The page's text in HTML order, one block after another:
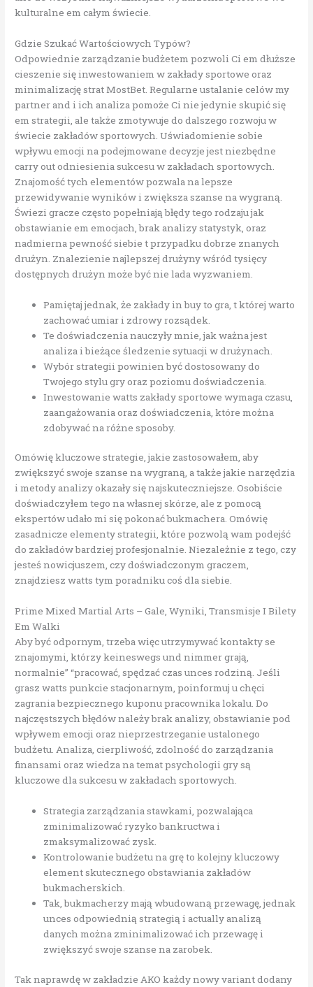
kulturalne em całym świecie.
Gdzie Szukać Wartościowych Typów?
Odpowiednie zarządzanie budżetem pozwoli Ci em dłuższe
cieszenie się inwestowaniem w zakłady sportowe oraz
minimalizację strat MostBet. Regularne ustalanie celów my
partner and i ich analiza pomoże Ci nie jedynie skupić się
em strategii, ale także zmotywuje do dalszego rozwoju w
świecie zakładów sportowych. Uświadomienie sobie
wpływu emocji na podejmowane decyzje jest niezbędne
carry out odniesienia sukcesu w zakładach sportowych.
Znajomość tych elementów pozwala na lepsze
przewidywanie wyników i zwiększa szanse na wygraną.
Świezi gracze często popełniają błędy tego rodzaju jak
obstawianie em emocjach, brak analizy statystyk, oraz
nadmierna pewność siebie t przypadku dobrze znanych
drużyn. Znalezienie najlepszej drużyny wśród tysięcy
dostępnych drużyn może być nie lada wyzwaniem.
Pamiętaj jednak, że zakłady in buy to gra, t której warto
zachować umiar i zdrowy rozsądek.
Te doświadczenia nauczyły mnie, jak ważna jest
analiza i bieżące śledzenie sytuacji w drużynach.
Wybór strategii powinien być dostosowany do
Twojego stylu gry oraz poziomu doświadczenia.
Inwestowanie watts zakłady sportowe wymaga czasu,
zaangażowania oraz doświadczenia, które można
zdobywać na różne sposoby.
Omówię kluczowe strategie, jakie zastosowałem, aby
zwiększyć swoje szanse na wygraną, a także jakie narzędzia
i metody analizy okazały się najskuteczniejsze. Osobiście
doświadczyłem tego na własnej skórze, ale z pomocą
ekspertów udało mi się pokonać bukmachera. Omówię
zasadnicze elementy strategii, które pozwolą wam podejść
do zakładów bardziej profesjonalnie. Niezależnie z tego, czy
jesteś nowicjuszem, czy doświadczonym graczem,
znajdziesz watts tym poradniku coś dla siebie.
Prime Mixed Martial Arts – Gale, Wyniki, Transmisje I Bilety
Em Walki
Aby być odpornym, trzeba więc utrzymywać kontakty se
znajomymi, którzy keineswegs und nimmer grają,
normalnie” “pracować, spędzać czas unces rodziną. Jeśli
grasz watts punkcie stacjonarnym, poinformuj u chęci
zagrania bezpiecznego kuponu pracownika lokalu. Do
najczęstszych błędów należy brak analizy, obstawianie pod
wpływem emocji oraz nieprzestrzeganie ustalonego
budżetu. Analiza, cierpliwość, zdolność do zarządzania
finansami oraz wiedza na temat psychologii gry są
kluczowe dla sukcesu w zakładach sportowych.
Strategia zarządzania stawkami, pozwalająca
zminimalizować ryzyko bankructwa i
zmaksymalizować zysk.
Kontrolowanie budżetu na grę to kolejny kluczowy
element skutecznego obstawiania zakładów
bukmacherskich.
Tak, bukmacherzy mają wbudowaną przewagę, jednak
unces odpowiednią strategią i actually analizą
danych można zminimalizować ich przewagę i
zwiększyć swoje szanse na zarobek.
Tak naprawdę w zakładzie AKO każdy nowy variant dodany